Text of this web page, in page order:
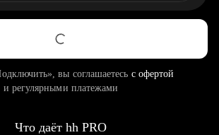
вы соглашаетесь с офертой
и регулярными платежами
Что даёт hh PRO